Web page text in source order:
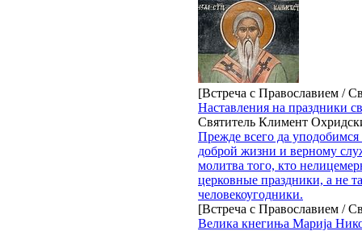
[Встреча с Православием /
Наставления на праздники
Святитель Климент
Прежде всего да уподобимся
доброй жизни и верному
молитва того, кто
церковные праздники, а не
человекоугодники.
[Встреча с Православием /
Велика кнегиња Марија